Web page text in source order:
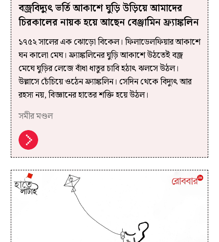
বজ্রবিদ্যুৎ ভর্তি আকাশে ঘুড়ি উড়িয়ে আমাদের
চিরকালের নায়ক হয়ে আছেন বেঞ্জামিন ফ্র্যাঙ্কলিন
১৭৫২ সালের এক ঝোড়ো বিকেল। ফিলাডেলফিয়ার আকাশে
ঘন কালো মেঘ। ফ্র্যাঙ্কলিনের ঘুড়ি আকাশে উঠতেই বজ্র
মেঘে ঘুড়ির লেজে বাঁধা ধাতুর চাবি হঠাৎ ঝলসে উঠল।
উল্লাসে চেঁচিয়ে ওঠেন ফ্র্যাঙ্কলিন। সেদিন থেকে বিদ্যুৎ আর
রহস্য নয়, বিজ্ঞানের হাতের শক্তি হয়ে উঠল।
সমীর মণ্ডল